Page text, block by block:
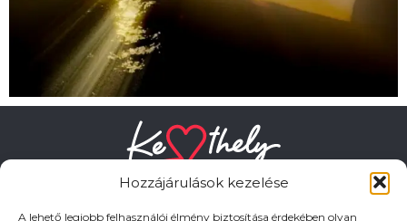
Hozzájárulások kezelése
A lehető legjobb felhasználói élmény biztosítása érdekében olyan